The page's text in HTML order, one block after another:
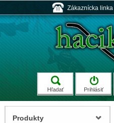
Zákaznícka linka
Hľadať Prihlásiť
Produkty